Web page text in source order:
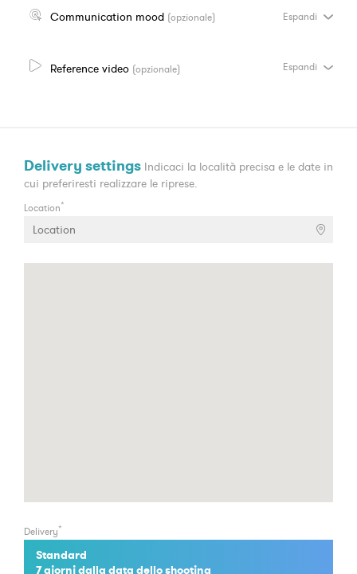
Communication mood (opzionale) Espandi
Reference video (opzionale) Espandi
Delivery settings Indicaci la località precisa e le date in
cui preferiresti realizzare le riprese.
Location*
Delivery*
Standard
7 giorni dalla data dello shooting